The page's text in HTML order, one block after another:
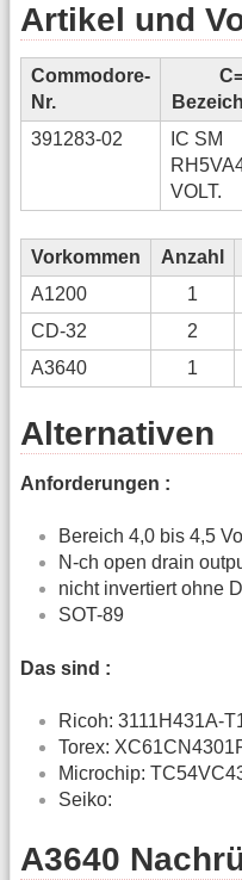
Artikel und
Commodore-
Nr.
391283-02
IC SM
VOLT.
Vorkommen Anzahl
A1200
1
CD-32
2
A3640
1
Alternativen
Anforderungen :
Bereich 4,0 bis 4,5
N-ch open drain
nicht invertiert ohne
SOT-89
Das sind :
Ricoh: 3111H431A-
Torex:
Microchip:
Seiko:
A3640